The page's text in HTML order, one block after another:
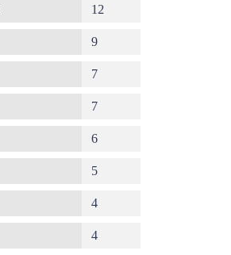
12
9
7
7
6
5
4
4